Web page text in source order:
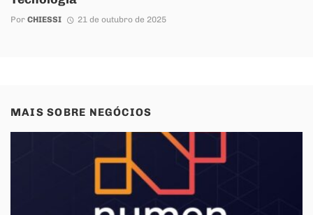
Por CHIESSI 21 de outubro de 2025
MAIS SOBRE NEGÓCIOS